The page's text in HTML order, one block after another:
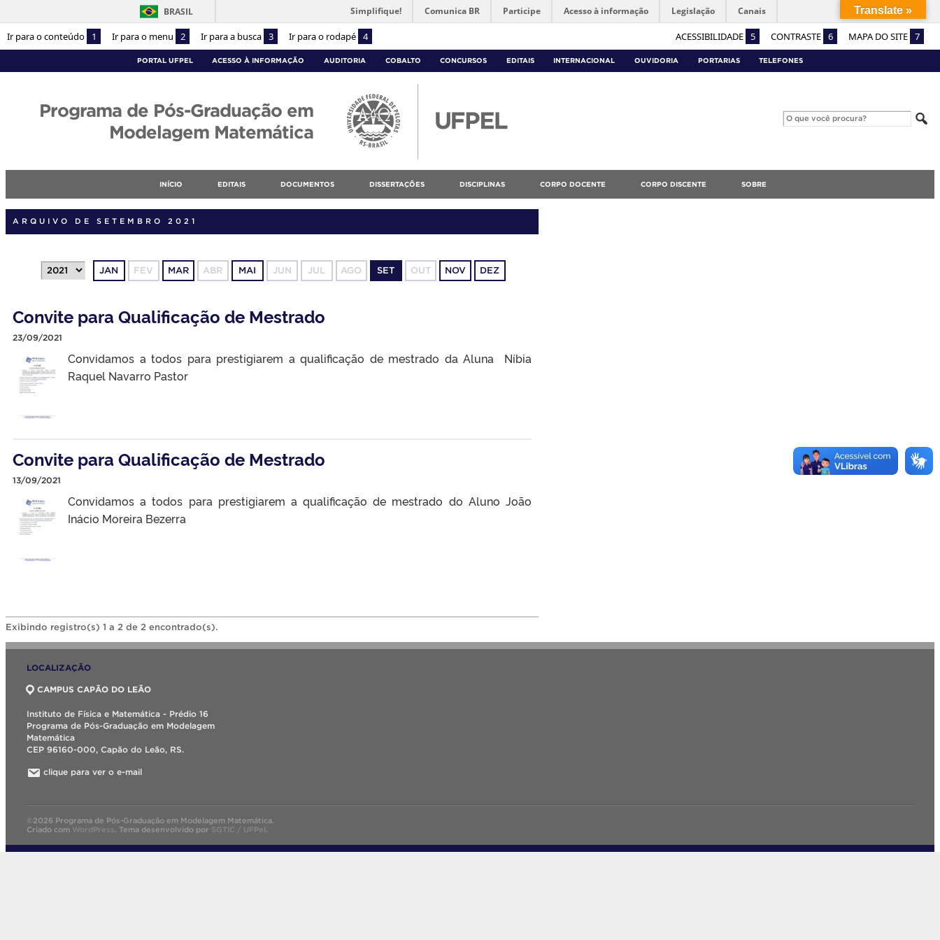
Ir para o conteúdo 1 Ir para o menu 2 Ir para a busca 3 Ir para o rodapé 4 ACESSIBILIDADE 5 CONTRASTE 6 MAPA DO SITE 7
BRASIL Simplifique! Comunica BR Participe Acesso à informação Legislação Canais
PORTAL UFPEL ACESSO À INFORMAÇÃO AUDITORIA COBALTO CONCURSOS EDITAIS INTERNACIONAL OUVIDORIA PORTARIAS TELEFONES
Programa de Pós-Graduação em
Modelagem Matemática
INÍCIO EDITAIS DOCUMENTOS DISSERTAÇÕES DISCIPLINAS CORPO DOCENTE CORPO DISCENTE SOBRE
ARQUIVO DE SETEMBRO 2021
JAN FEV MAR ABR MAI JUN JUL AGO SET OUT NOV DEZ
Convite para Qualificação de Mestrado
23/09/2021
Convidamos a todos para prestigiarem a qualificação de mestrado da Aluna Níbia
Raquel Navarro Pastor
Convite para Qualificação de Mestrado
13/09/2021
Convidamos a todos para prestigiarem a qualificação de mestrado do Aluno João
Inácio Moreira Bezerra
Exibindo registro(s) 1 a 2 de 2 encontrado(s).
LOCALIZAÇÃO
CAMPUS CAPÃO DO LEÃO
Instituto de Física e Matemática - Prédio 16
Programa de Pós-Graduação em Modelagem
Matemática
CEP 96160-000, Capão do Leão, RS.
clique para ver o e-mail
©2026 Programa de Pós-Graduação em Modelagem Matemática.
Criado com WordPress. Tema desenvolvido por SGTIC / UFPel.
Translate »